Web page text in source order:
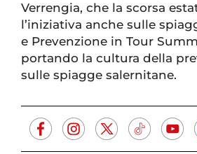
Verrengia, che la scorsa
l’iniziativa anche sulle
e Prevenzione in Tour
portando la cultura della
sulle spiagge salernitane.